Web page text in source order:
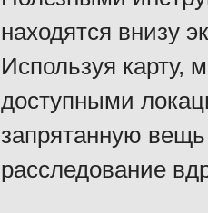
находятся внизу
Используя карту,
доступными
запрятанную вещь
расследование